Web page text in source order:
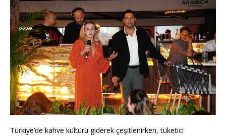
Türkiye’de kahve kültürü giderek çeşitlenirken, tüketici